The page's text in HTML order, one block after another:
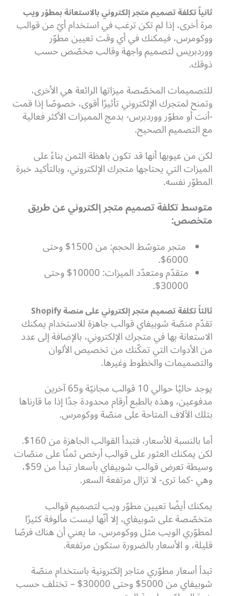
ثانياً تكلفة تصميم متجر إلكتروني بالاستعانة بمطوّر ويب
مرة أخرى، إذا لم تكن ترغب في استخدام أيّ من قوالب
ووكومرس، فيمكنك في أي وقت تعيين مطوّر
ووردبريس لتصميم واجهة وقالب مخصّص حسب
ذوقك.
للتصميمات المخصّصة ميزاتها الرائعة هي الأخرى،
وتمنح لمتجرك الإلكتروني تأثيرًا أقوى، خصوصًا إذا قمت
-أنت أو مطوّر ووردبرس- بدمج المميزات الأكثر فعالية
مع التصميم الصحيح.
لكن من عيوبها أنها قد تكون باهظة الثمن بناءً على
الميزات التي يحتاجها متجرك الإلكتروني، وبالتأكيد خبرة
المطوّر نفسه.
متوسط تكلفة تصميم متجر إلكتروني عن طريق
متخصص:
متجر متوسّط الحجم: من 1500$ وحتى
6000$.
متقدّم ومتعدّد الميزات: 10000$ وحتى
30000$.
ثالثاً تكلفة تصميم متجر إلكتروني على منصة Shopify
تقدّم منصّة شوبيفاي قوالب جاهزة للاستخدام يمكنك
الاستعانة بها في متجرك الإلكتروني، بالإضافة إلى عدد
من الأدوات التي تمكّنك من تخصيص الألوان
والتصميمات والخطوط وغيرها.
يوجد حاليًا حوالي 10 قوالب مجانيّة و65 آخرين
مدفوعين، وهذه بالطبع أرقام محدودة جدًا إذا ما قارناها
بتلك الآلاف المتاحة على منصّة ووكومرس.
أما بالنسبة للأسعار، فتبدأ القوالب الجاهزة من 160$.
لكن يمكنك العثور على قوالب أرخص ثمنًا على منصّات
وسيطة تعرض قوالب شوبيفاي بأسعار تبدأ من 59$،
وهي -كما ترى- لا تزال مرتفعة السعر.
يمكنك أيضًا تعيين مطوّر ويب لتصميم قوالب
متخصّصة على شوبيفاي، إلا أنّها ليست مألوفة كثيرًا
لمطوّري الويب مثل ووكومرس، ما يعني أن هناك فرصًا
قليلة، و الأسعار بالضرورة ستكون مرتفعة.
تبدأ أسعار مطوّري متاجر إلكترونية باستخدام منصّة
شوبيفاي من 5000$ وحتى 30000$ – تختلف حسب